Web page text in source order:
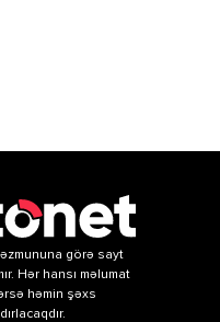
görə sayt
Hər hansı məlumat
həmin şəxs